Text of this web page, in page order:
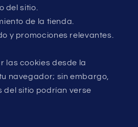
del sitio.
de la tienda.
y promociones relevantes.
las cookies desde la
navegador; sin embargo,
del sitio podrían verse